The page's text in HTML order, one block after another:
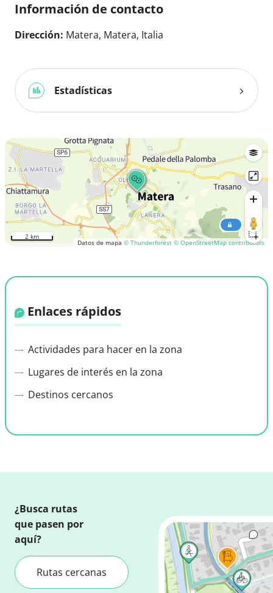
Información de contacto
Dirección: Matera, Matera, Italia
Estadísticas
Datos de mapa © Thunderforest © OpenStreetMap contributors
2 km
Enlaces rápidos
Actividades para hacer en la zona
Lugares de interés en la zona
Destinos cercanos
¿Busca rutas
que pasen por
aquí?
Rutas cercanas